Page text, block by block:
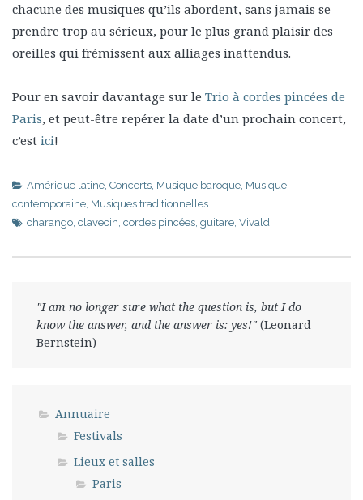
chacune des musiques qu’ils abordent, sans jamais se
prendre trop au sérieux, pour le plus grand plaisir des
oreilles qui frémissent aux alliages inattendus.
Pour en savoir davantage sur le Trio à cordes pincées de
Paris, et peut-être repérer la date d’un prochain concert,
c’est ici!
Amérique latine, Concerts, Musique baroque, Musique
contemporaine, Musiques traditionnelles
charango, clavecin, cordes pincées, guitare, Vivaldi
"I am no longer sure what the question is, but I do
know the answer, and the answer is: yes!" (Leonard
Bernstein)
Annuaire
Festivals
Lieux et salles
Paris